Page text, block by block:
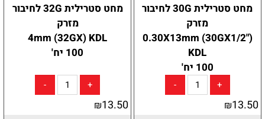
מחט סטרילית 30G לחיבור
מזרק
0.30X13mm (30GX1/2")
KDL
100 יח'
₪13.50
מחט סטרילית 32G לחיבור
מזרק
4mm (32GX) KDL
100 יח'
₪13.50